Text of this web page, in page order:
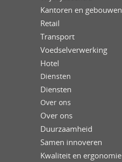
Kantoren en gebouwen
Retail
Transport
Voedselverwerking
Hotel
Diensten
Diensten
Over ons
Over ons
Duurzaamheid
Samen innoveren
Kwaliteit en ergonomie